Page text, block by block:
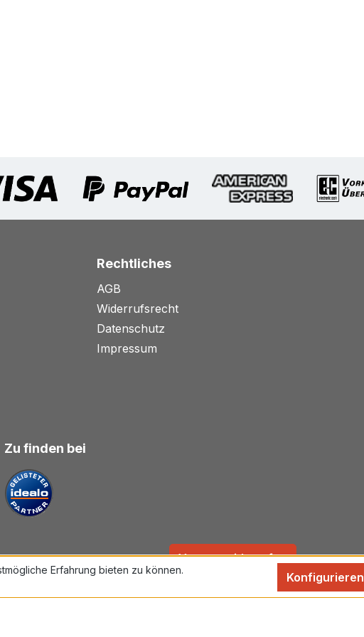
Rechtliches
AGB
Widerrufsrecht
Datenschutz
Impressum
Zu finden bei
Vertrag widerrufen
Erfahrung bieten zu können.
Konfigurieren